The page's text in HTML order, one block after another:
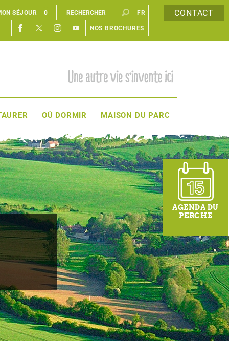
CONTACT
EN
FR
SÉJOUR 0
NOS BROCHURES
OÙ DORMIR MAISON DU PARC
AGENDA DU
PERCHE